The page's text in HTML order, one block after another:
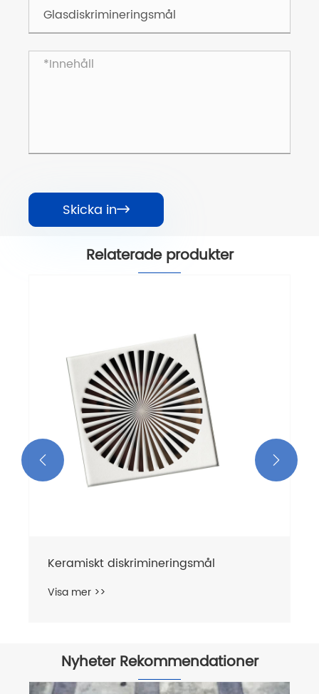
Skicka in
Relaterade produkter
Keramiskt diskrimineringsmål
Visa mer >>
 
Nyheter Rekommendationer